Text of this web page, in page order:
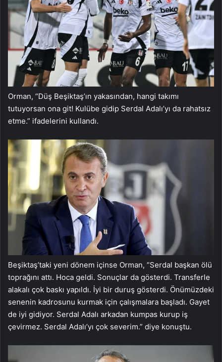
Orman, “Düş Beşiktaş’ın yakasından, hangi takımı
tutuyorsan ona git! Kulübe gidip Serdal Adalı’yı da rahatsız
etme.” ifadelerini kullandı.
Beşiktaş’taki yeni dönem içinse Orman, “Serdal başkan ölü
toprağını attı. Hoca geldi. Sonuçlar da gösterdi. Transferle
alakalı çok baskı yapıldı. İyi bir duruş gösterdi. Önümüzdeki
senenin kadrosunu kurmak için çalışmalara başladı. Gayet
de iyi gidiyor. Serdal Adalı arkadan kumpas kurup iş
çevirmez. Serdal Adalı’yı çok severim.” diye konuştu.